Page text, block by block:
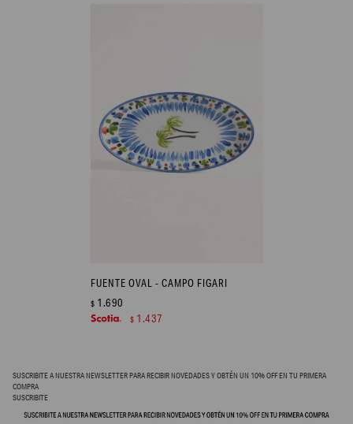
FUENTE OVAL - CAMPO FIGARI
$ 1.690
$ 1.437
SUSCRIBITE A NUESTRA NEWSLETTER PARA RECIBIR NOVEDADES Y OBTÉN UN 10% OFF EN TU PRIMERA
COMPRA
SUSCRIBITE